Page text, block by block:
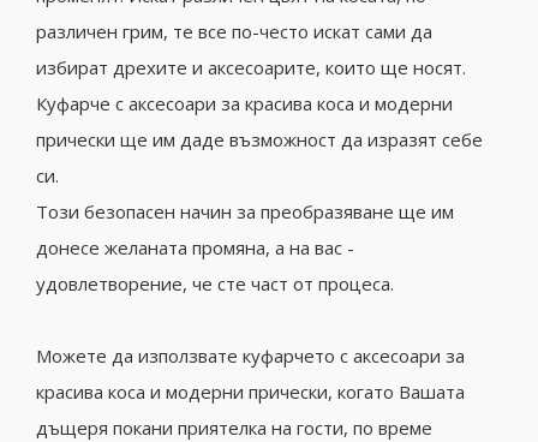
различен грим, те все по-често искат сами да
избират дрехите и аксесоарите, които ще носят.
Куфарче с аксесоари за красива коса и модерни
прически ще им даде възможност да изразят себе
си.
Този безопасен начин за преобразяване ще им
донесе желаната промяна, а на вас -
удовлетворение, че сте част от процеса.
Можете да използвате куфарчето с аксесоари за
красива коса и модерни прически, когато Вашата
дъщеря покани приятелка на гости, по време